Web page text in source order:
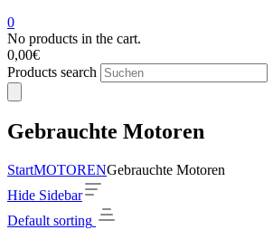
0
No products in the cart.
0,00€
Products search
Gebrauchte Motoren
StartMOTORENGebrauchte Motoren
Hide Sidebar
Default sorting